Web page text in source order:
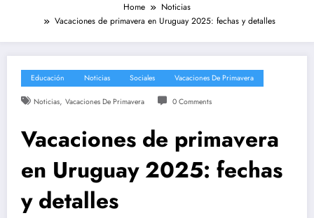
Home
Noticias
Vacaciones de primavera en Uruguay 2025: fechas y detalles
Educación Noticias Sociales Vacaciones De Primavera
Noticias, Vacaciones De Primavera 0 Comments
Vacaciones de primavera
en Uruguay 2025: fechas
y detalles